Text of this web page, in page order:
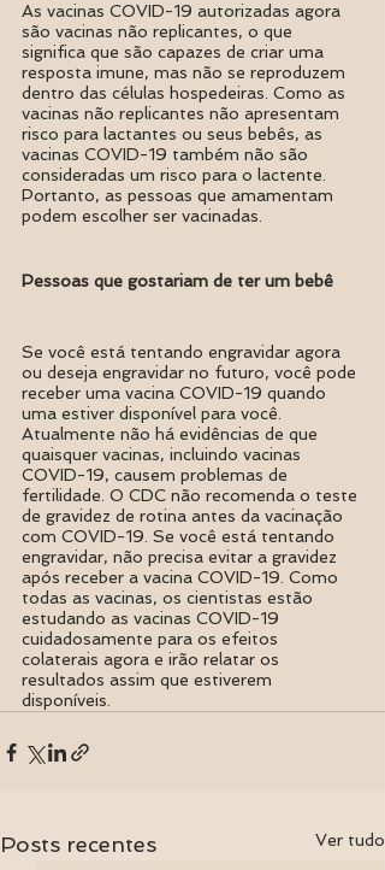
As vacinas COVID-19 autorizadas agora
são vacinas não replicantes, o que
significa que são capazes de criar uma
resposta imune, mas não se reproduzem
dentro das células hospedeiras. Como as
vacinas não replicantes não apresentam
risco para lactantes ou seus bebês, as
vacinas COVID-19 também não são
consideradas um risco para o lactente.
Portanto, as pessoas que amamentam
podem escolher ser vacinadas.
Pessoas que gostariam de ter um bebê
Se você está tentando engravidar agora
ou deseja engravidar no futuro, você pode
receber uma vacina COVID-19 quando
uma estiver disponível para você.
Atualmente não há evidências de que
quaisquer vacinas, incluindo vacinas
COVID-19, causem problemas de
fertilidade. O CDC não recomenda o teste
de gravidez de rotina antes da vacinação
com COVID-19. Se você está tentando
engravidar, não precisa evitar a gravidez
após receber a vacina COVID-19. Como
todas as vacinas, os cientistas estão
estudando as vacinas COVID-19
cuidadosamente para os efeitos
colaterais agora e irão relatar os
resultados assim que estiverem
disponíveis.
Posts recentes Ver tudo